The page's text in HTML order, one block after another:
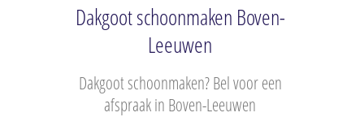
Dakgoot schoonmaken Boven-
Leeuwen
Dakgoot schoonmaken? Bel voor een
afspraak in Boven-Leeuwen